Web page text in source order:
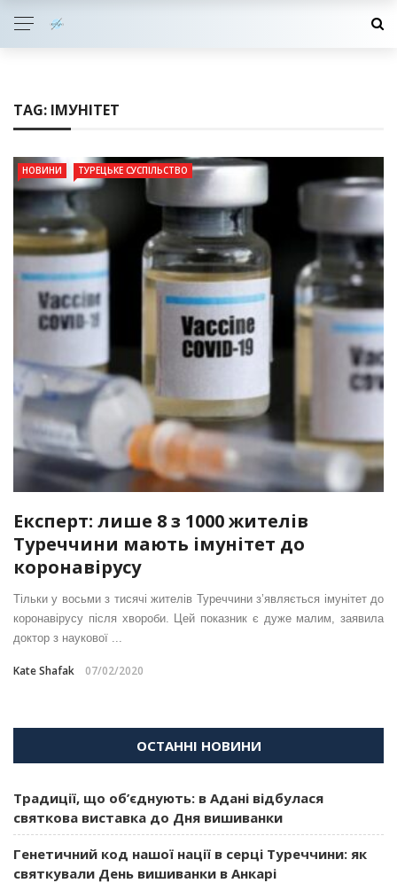
TAG: ІМУНІТЕТ
НОВИНИ ТУРЕЦЬКЕ СУСПІЛЬСТВО
Експерт: лише 8 з 1000 жителів
Туреччини мають імунітет до
коронавірусу
Тільки у восьми з тисячі жителів Туреччини з’являється імунітет до
коронавірусу після хвороби. Цей показник є дуже малим, заявила
доктор з наукової ...
Kate Shafak 07/02/2020
ОСТАННІ НОВИНИ
Традиції, що об’єднують: в Адані відбулася
святкова виставка до Дня вишиванки
Генетичний код нашої нації в серці Туреччини: як
святкували День вишиванки в Анкарі